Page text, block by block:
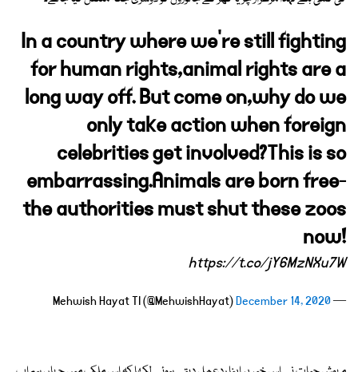
In a country where we’re still fighting
for human rights,animal rights are a
long way off. But come on,why do we
only take action when foreign
celebrities get involved?This is so
embarrassing.Animals are born free-
the authorities must shut these zoos
now!
https://t.co/jY6MzNXu7W
— Mehwish Hayat TI (@MehwishHayat)
December 14, 2020